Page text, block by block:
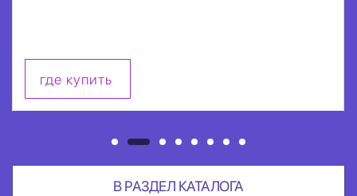
где купить
В РАЗДЕЛ КАТАЛОГА